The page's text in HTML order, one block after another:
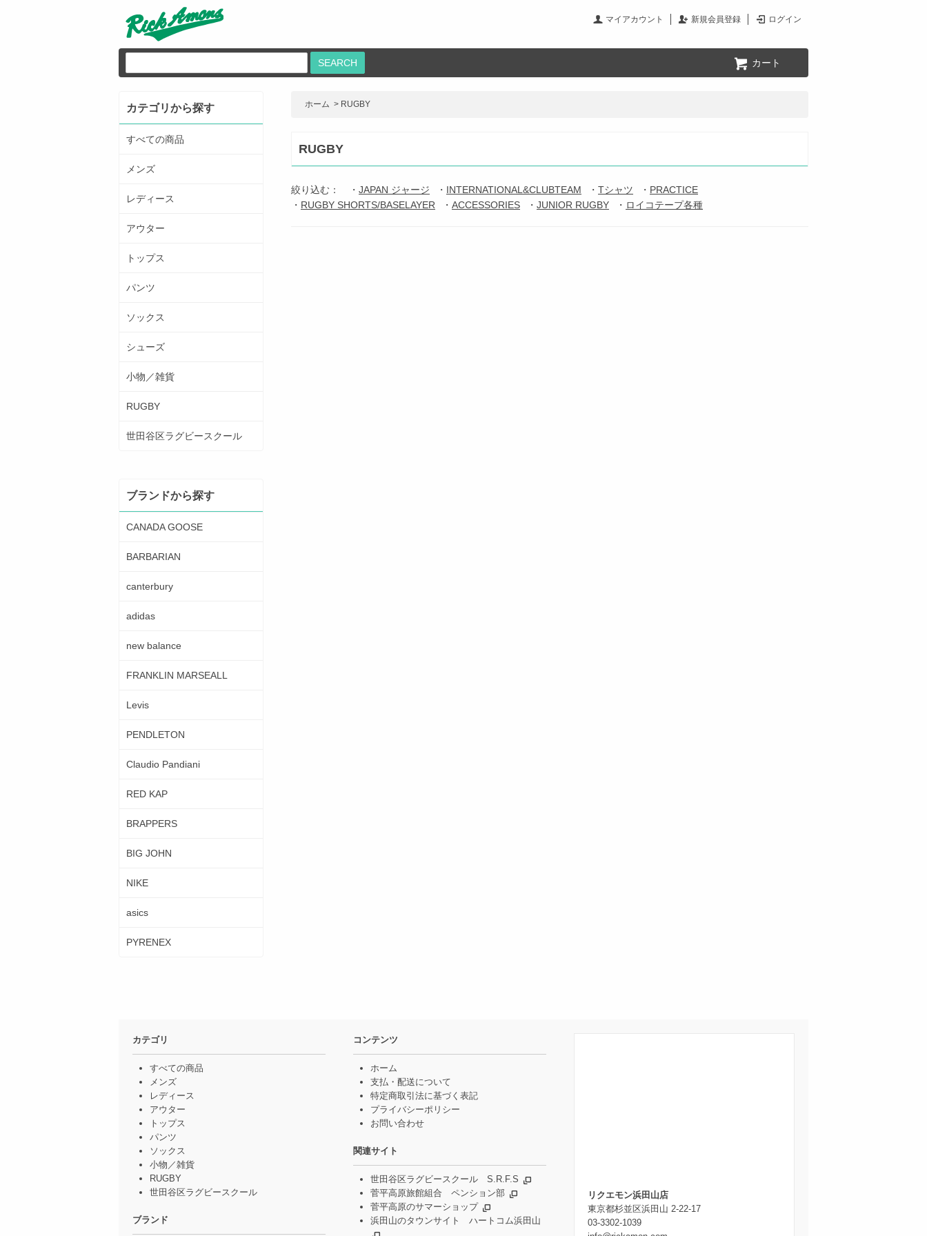
マイアカウント 新規会員登録 ログイン
SEARCH カート
ホーム > RUGBY
RUGBY
絞り込む： ・ JAPAN ジャージ ・ INTERNATIONAL&CLUBTEAM ・ Tシャツ ・ PRACTICE
・ RUGBY SHORTS/BASELAYER ・ ACCESSORIES ・ JUNIOR RUGBY ・ ロイコテープ各種
カテゴリから探す
すべての商品
メンズ
レディース
アウター
トップス
パンツ
ソックス
シューズ
小物／雑貨
RUGBY
世田谷区ラグビースクール
ブランドから探す
CANADA GOOSE
BARBARIAN
canterbury
adidas
new balance
FRANKLIN MARSEALL
Levis
PENDLETON
Claudio Pandiani
RED KAP
BRAPPERS
BIG JOHN
NIKE
asics
PYRENEX
カテゴリ
すべての商品
メンズ
レディース
アウター
トップス
パンツ
ソックス
小物／雑貨
RUGBY
世田谷区ラグビースクール
ブランド
コンテンツ
ホーム
支払・配送について
特定商取引法に基づく表記
プライバシーポリシー
お問い合わせ
関連サイト
世田谷区ラグビースクール S.R.F.S
菅平高原旅館組合 ペンション部
菅平高原のサマーショップ
浜田山のタウンサイト ハートコム浜田山
リクエモン浜田山店
東京都杉並区浜田山 2-22-17
03-3302-1039